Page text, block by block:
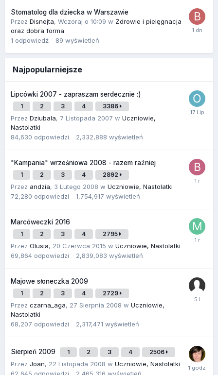
Stomatolog dla dziecka w Warszawie
Przez Disnejta, Wczoraj o 10:09 w Zdrowie i pielęgnacja
oraz dobra forma
1 odpowiedź 89 wyświetleń
Najpopularniejsze
Lipcówki 2007 - zapraszam serdecznie :)
1 2 3 4 3386
Przez Dziubala, 7 Listopada 2007 w Uczniowie,
Nastolatki
84,630 odpowiedzi 2,332,888 wyświetleń
"Kampania" wrześniowa 2008 - razem raźniej
1 2 3 4 2892
Przez andzia, 3 Lutego 2008 w Uczniowie, Nastolatki
72,280 odpowiedzi 1,754,917 wyświetleń
Marcóweczki 2016
1 2 3 4 2795
Przez Olusia, 20 Czerwca 2015 w Uczniowie, Nastolatki
69,864 odpowiedzi 2,839,083 wyświetleń
Majowe słoneczka 2009
1 2 3 4 2729
Przez czarna_aga, 27 Sierpnia 2008 w Uczniowie,
Nastolatki
68,207 odpowiedzi 2,317,471 wyświetleń
Sierpień 2009 1 2 3 4 2506
Przez Joan, 22 Listopada 2008 w Uczniowie, Nastolatki